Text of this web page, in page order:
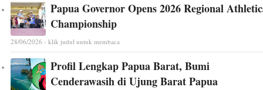
Papua Governor Opens 2026 Regional
Championship
28/06/2026 - klik judul untuk membaca
Profil Lengkap Papua Barat, Bumi
Cenderawasih di Ujung Barat Papua